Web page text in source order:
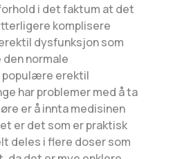
i det faktum at det
komplisere
dysfunksjon som
normale
populære erektil
har problemer med å ta
er å innta medisinen
er det som er praktisk
deles i flere doser som